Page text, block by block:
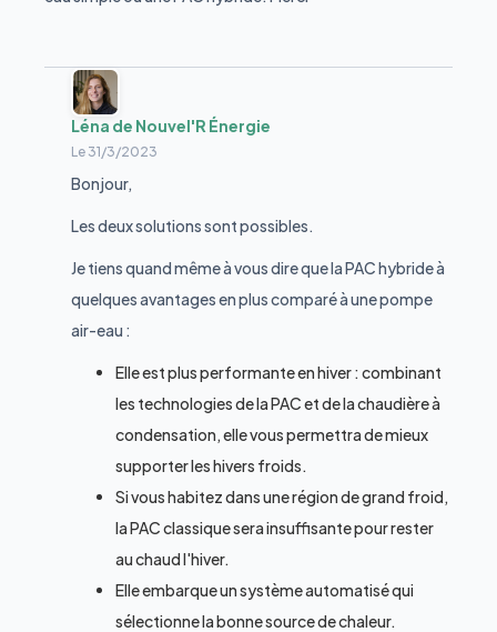
Léna de Nouvel'R Énergie
Le 31/3/2023
Bonjour,
Les deux solutions sont possibles.
Je tiens quand même à vous dire que la PAC hybride à
quelques avantages en plus comparé à une pompe
air-eau :
Elle est plus performante en hiver : combinant
les technologies de la PAC et de la chaudière à
condensation, elle vous permettra de mieux
supporter les hivers froids.
Si vous habitez dans une région de grand froid,
la PAC classique sera insuffisante pour rester
au chaud l'hiver.
Elle embarque un système automatisé qui
sélectionne la bonne source de chaleur.